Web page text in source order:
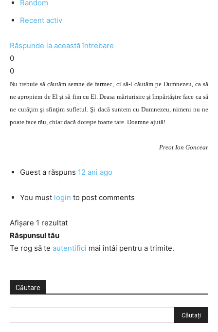
Random
Recent activ
Răspunde la această întrebare
0
0
Nu trebuie să căutăm semne de farmec, ci să-l căutăm pe Dumnezeu, ca să
ne apropiem de El şi să fim cu El. Deasa mărturisire şi împărtăşire face ca să
ne curăţim şi sfinţim sufletul. Şi dacă suntem cu Dumnezeu, nimeni nu ne
poate face rău, chiar dacă doreşte foarte tare. Doamne ajută!
Preot Ion Goncear
Guest a răspuns 12 ani ago
You must login to post comments
Afișare 1 rezultat
Răspunsul tău
Te rog să te autentifici mai întâi pentru a trimite.
Căutare